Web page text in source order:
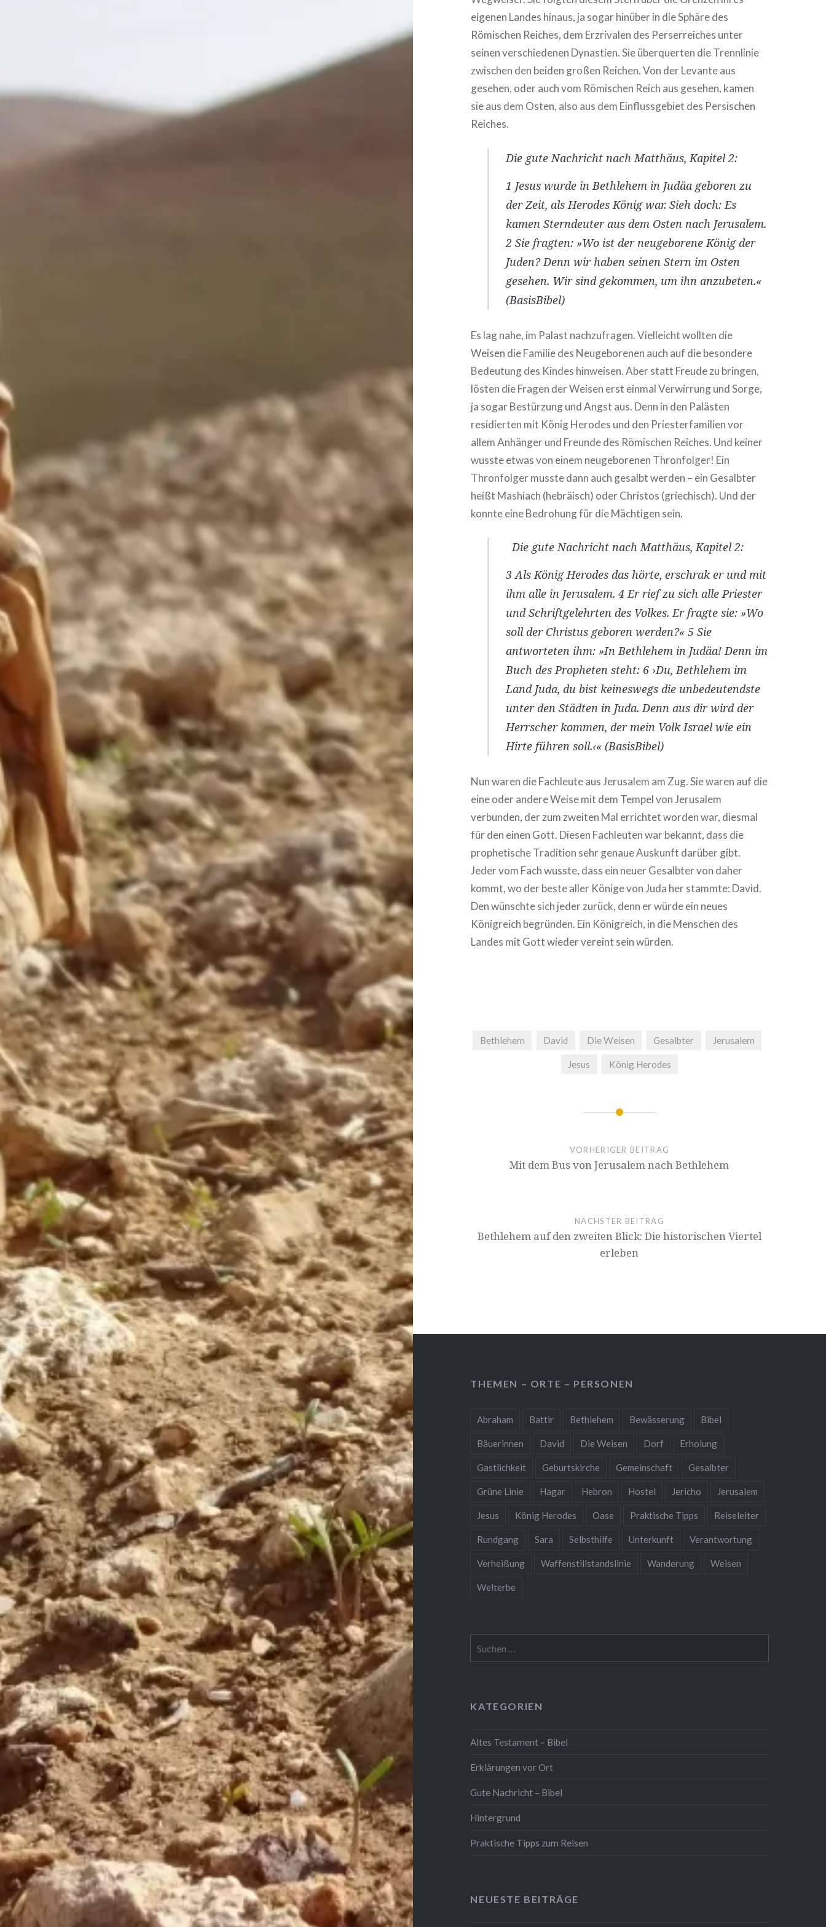
eigenen Landes hinaus, ja sogar hinüber in die Sphäre des
Römischen Reiches, dem Erzrivalen des Perserreiches unter
seinen verschiedenen Dynastien. Sie überquerten die Trennlinie
zwischen den beiden großen Reichen. Von der Levante aus
gesehen, oder auch vom Römischen Reich aus gesehen, kamen
sie aus dem Osten, also aus dem Einflussgebiet des Persischen
Reiches.
Die gute Nachricht nach Matthäus, Kapitel 2:
1 Jesus wurde in Bethlehem in Judäa geboren zu
der Zeit, als Herodes König war. Sieh doch: Es
kamen Sterndeuter aus dem Osten nach Jerusalem.
2 Sie fragten: »Wo ist der neugeborene König der
Juden? Denn wir haben seinen Stern im Osten
gesehen. Wir sind gekommen, um ihn anzubeten.«
(BasisBibel)
Es lag nahe, im Palast nachzufragen. Vielleicht wollten die
Weisen die Familie des Neugeborenen auch auf die besondere
Bedeutung des Kindes hinweisen. Aber statt Freude zu bringen,
lösten die Fragen der Weisen erst einmal Verwirrung und Sorge,
ja sogar Bestürzung und Angst aus. Denn in den Palästen
residierten mit König Herodes und den Priesterfamilien vor
allem Anhänger und Freunde des Römischen Reiches. Und keiner
wusste etwas von einem neugeborenen Thronfolger! Ein
Thronfolger musste dann auch gesalbt werden – ein Gesalbter
heißt Mashiach (hebräisch) oder Christos (griechisch). Und der
konnte eine Bedrohung für die Mächtigen sein.
Die gute Nachricht nach Matthäus, Kapitel 2:
3Als König Herodes das hörte, erschrak er und mit
ihm alle in Jerusalem. 4Er rief zu sich alle Priester
und Schriftgelehrten des Volkes. Er fragte sie: »Wo
soll der Christus geboren werden?« 5 Sie
antworteten ihm: »In Bethlehem in Judäa! Denn im
Buch des Propheten steht: 6 ›Du, Bethlehem im
Land Juda, du bist keineswegs die unbedeutendste
unter den Städten in Juda. Denn aus dir wird der
Herrscher kommen, der mein Volk Israel wie ein
Hirte führen soll.‹« (BasisBibel)
Nun waren die Fachleute aus Jerusalem am Zug. Sie waren auf die
eine oder andere Weise mit dem Tempel von Jerusalem
verbunden, der zum zweiten Mal errichtet worden war, diesmal
für den einen Gott. Diesen Fachleuten war bekannt, dass die
prophetische Tradition sehr genaue Auskunft darüber gibt.
Jeder vom Fach wusste, dass ein neuer Gesalbter von daher
kommt, wo der beste aller Könige von Juda her stammte: David.
Den wünschte sich jeder zurück, denn er würde ein neues
Königreich begründen. Ein Königreich, in die Menschen des
Landes mit Gott wieder vereint sein würden.
Bethlehem David Die Weisen Gesalbter Jerusalem
Jesus König Herodes
Beitragsnavigation
VORHERIGER BEITRAG
Mit dem Bus von Jerusalem nach Bethlehem
NÄCHSTER BEITRAG
Bethlehem auf den zweiten Blick: Die historischen Viertel
erleben
THEMEN – ORTE – PERSONEN
Abraham Battir Bethlehem Bewässerung Bibel
Bäuerinnen David Die Weisen Dorf Erholung
Gastlichkeit Geburtskirche Gemeinschaft Gesalbter
Grüne Linie Hagar Hebron Hostel Jericho Jerusalem
Jesus König Herodes Oase Praktische Tipps Reiseleiter
Rundgang Sara Selbsthilfe Unterkunft Verantwortung
Verheißung Waffenstillstandslinie Wanderung Weisen
Welterbe
nach:
KATEGORIEN
Altes Testament – Bibel
Erklärungen vor Ort
Gute Nachricht – Bibel
Hintergrund
Praktische Tipps zum Reisen
NEUESTE BEITRÄGE